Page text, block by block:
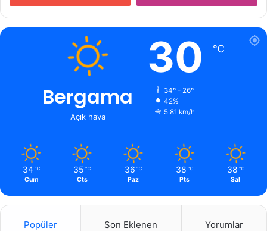
Bergama
Açık hava
30 ℃
34º - 26º
42%
5.81 km/h
34 ℃
Cum
35 ℃
Cts
36 ℃
Paz
38 ℃
Pts
38 ℃
Sal
Popüler Son Eklenen Yorumlar